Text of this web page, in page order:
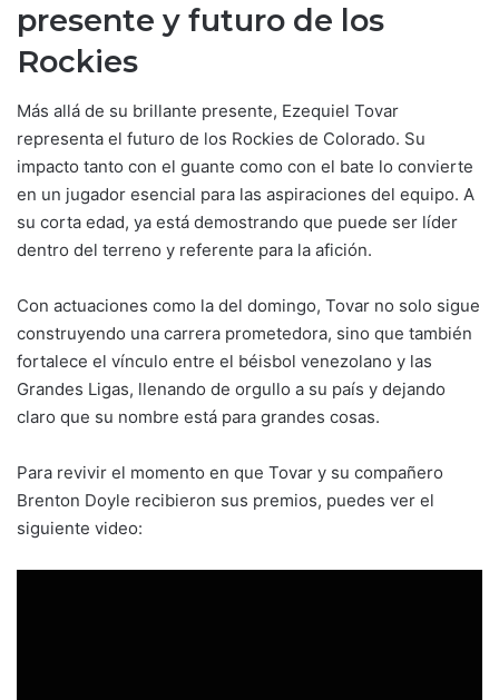
presente y futuro de los
Rockies
Más allá de su brillante presente, Ezequiel Tovar
representa el futuro de los Rockies de Colorado. Su
impacto tanto con el guante como con el bate lo convierte
en un jugador esencial para las aspiraciones del equipo. A
su corta edad, ya está demostrando que puede ser líder
dentro del terreno y referente para la afición.
Con actuaciones como la del domingo, Tovar no solo sigue
construyendo una carrera prometedora, sino que también
fortalece el vínculo entre el béisbol venezolano y las
Grandes Ligas, llenando de orgullo a su país y dejando
claro que su nombre está para grandes cosas.
Para revivir el momento en que Tovar y su compañero
Brenton Doyle recibieron sus premios, puedes ver el
siguiente video: